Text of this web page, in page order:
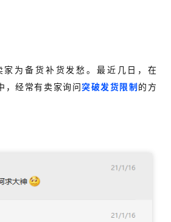
家为备货补货发愁。最近几日，在
，经常有卖家询问突破发货限制的方